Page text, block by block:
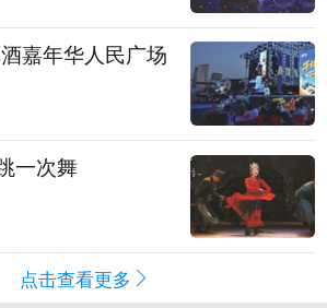
嘉年华人民广场
一次舞
点击查看更多